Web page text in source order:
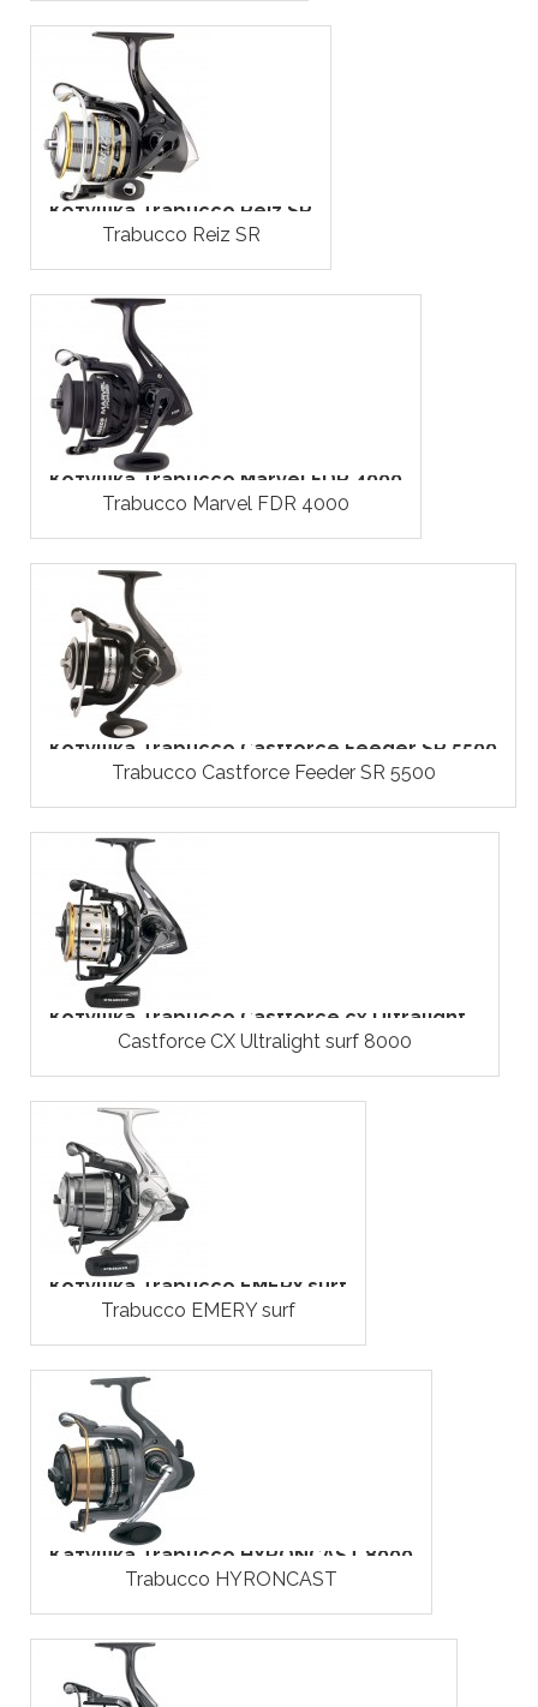
Котушка Trabucco Reiz SR
Trabucco Reiz SR
Котушка Trabucco Marvel FDR 4000
Trabucco Marvel FDR 4000
Котушка Trabucco Castforce Feeder SR 5500
Trabucco Castforce Feeder SR 5500
Котушка Trabucco Castforce cx Ultralight...
Castforce CX Ultralight surf 8000
Котушка Trabucco EMERY surf
Trabucco EMERY surf
Катушка Trabucco HYRONCAST 8000
Trabucco HYRONCAST